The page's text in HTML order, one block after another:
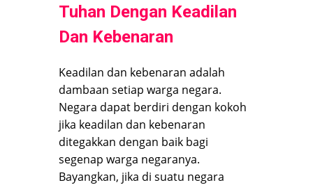
Tuhan Dengan Keadilan
Dan Kebenaran
Keadilan dan kebenaran adalah
dambaan setiap warga negara.
Negara dapat berdiri dengan kokoh
jika keadilan dan kebenaran
ditegakkan dengan baik bagi
segenap warga negaranya.
Bayangkan, jika di suatu negara